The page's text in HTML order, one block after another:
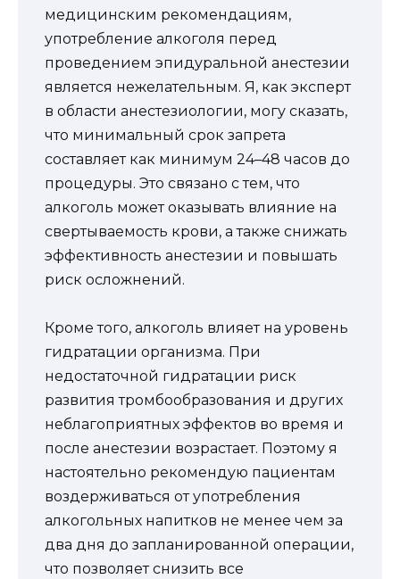
медицинским рекомендациям,
употребление алкоголя перед
проведением эпидуральной анестезии
является нежелательным. Я, как эксперт
в области анестезиологии, могу сказать,
что минимальный срок запрета
составляет как минимум 24–48 часов до
процедуры. Это связано с тем, что
алкоголь может оказывать влияние на
свертываемость крови, а также снижать
эффективность анестезии и повышать
риск осложнений.
Кроме того, алкоголь влияет на уровень
гидратации организма. При
недостаточной гидратации риск
развития тромбообразования и других
неблагоприятных эффектов во время и
после анестезии возрастает. Поэтому я
настоятельно рекомендую пациентам
воздерживаться от употребления
алкогольных напитков не менее чем за
два дня до запланированной операции,
что позволяет снизить все